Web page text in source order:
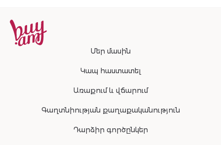
Մեր մասին
Կապ հաստատել
Առաքում և վճարում
Գաղտնիության քաղաքականություն
Դարձիր գործընկեր